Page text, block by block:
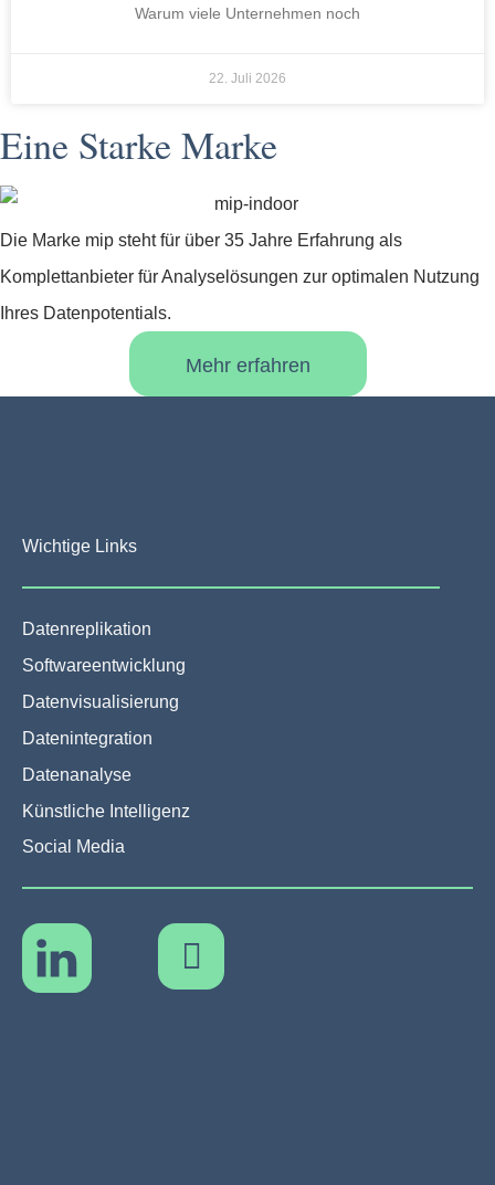
Warum viele Unternehmen noch
22. Juli 2026
Eine Starke Marke
Die Marke mip steht für über 35 Jahre Erfahrung als
Komplettanbieter für Analyselösungen zur optimalen Nutzung
Ihres Datenpotentials.
Mehr erfahren
Wichtige Links
Datenreplikation
Softwareentwicklung
Datenvisualisierung
Datenintegration
Datenanalyse
Künstliche Intelligenz
Social Media